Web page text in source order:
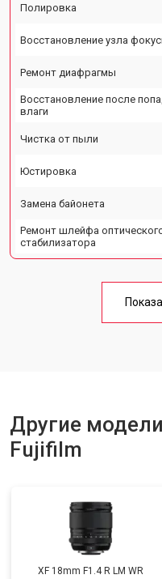
Полировка
Восстановление узла
Ремонт диафрагмы
Восстановление после
влаги
Чистка от пыли
Юстировка
Замена байонета
Ремонт шлейфа
стабилизатора
Другие
Fujifilm
XF 18mm F1.4 R LM WR